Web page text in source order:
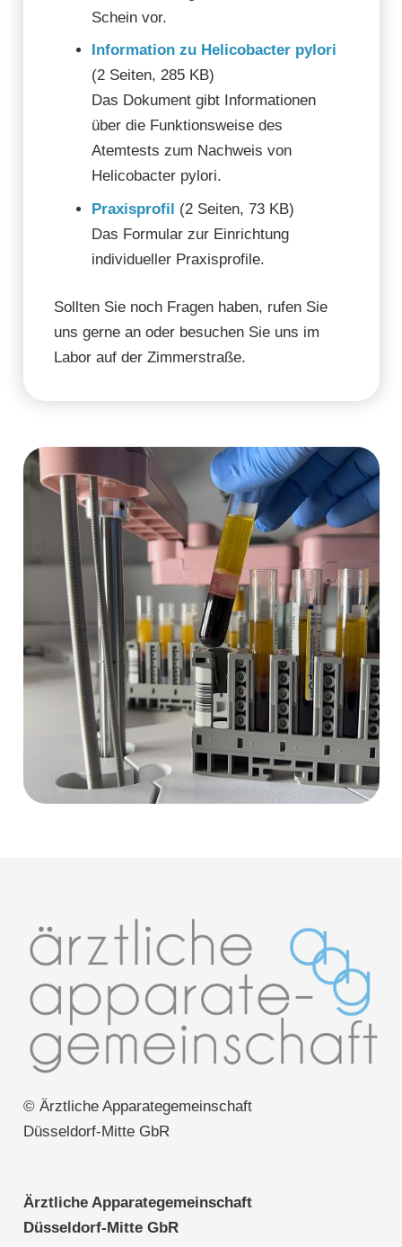
Schein vor.
Information zu Helicobacter pylori
(2 Seiten, 285 KB)
Das Dokument gibt Informationen
über die Funktionsweise des
Atemtests zum Nachweis von
Helicobacter pylori.
Praxisprofil (2 Seiten, 73 KB)
Das Formular zur Einrichtung
individueller Praxisprofile.
Sollten Sie noch Fragen haben, rufen Sie
uns gerne an oder besuchen Sie uns im
Labor auf der Zimmerstraße.
© Ärztliche Apparategemeinschaft
Düsseldorf-Mitte GbR
Ärztliche Apparategemeinschaft
Düsseldorf-Mitte GbR